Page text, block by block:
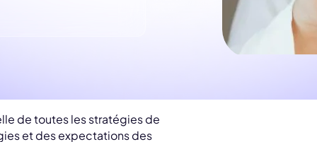
de toutes les stratégies de
et des expectations des